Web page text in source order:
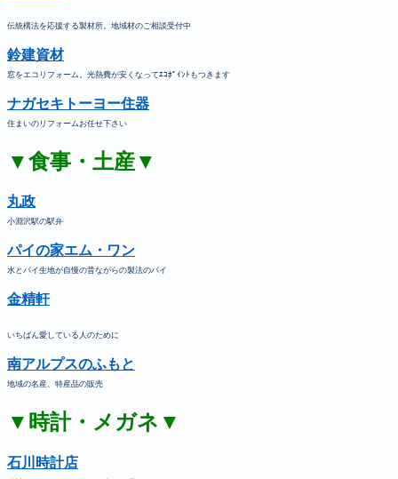
伝統構法を応援する製材所。地域材のご相談受付中
鈴建資材
窓をエコリフォーム。光熱費が安くなってｴｺﾎﾟｲﾝﾄもつきます
ナガセキトーヨー住器
住まいのリフォームお任せ下さい
▼食事・土産▼
丸政
小淵沢駅の駅弁
パイの家エム・ワン
水とパイ生地が自慢の昔ながらの製法のパイ
金精軒
いちばん愛している人のために
南アルプスのふもと
地域の名産、特産品の販売
▼時計・メガネ▼
石川時計店